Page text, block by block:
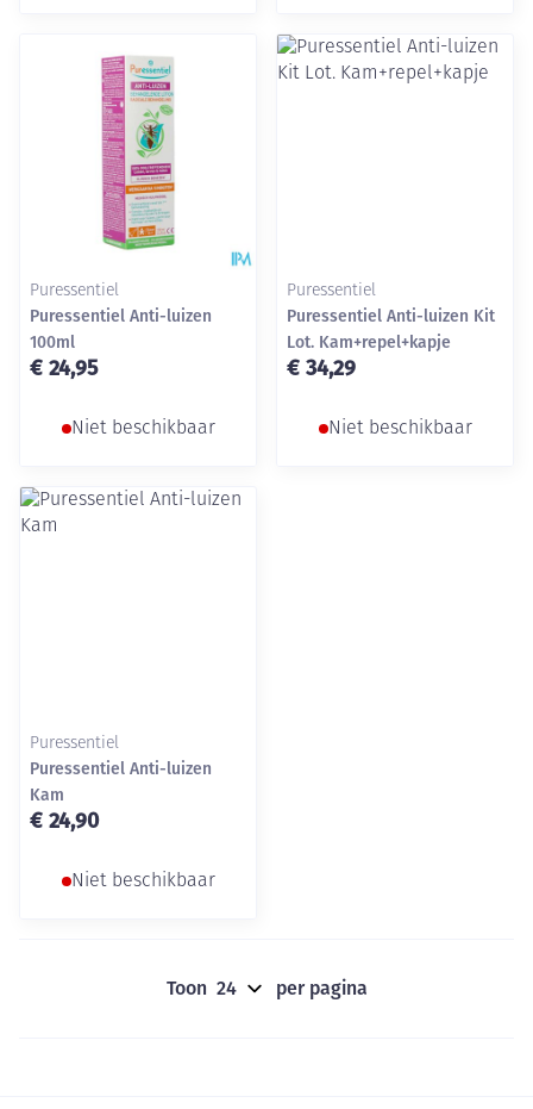
Puressentiel
Puressentiel Anti-luizen
100ml
€ 24,95
Niet beschikbaar
Puressentiel
Puressentiel Anti-luizen Kit
Lot. Kam+repel+kapje
€ 34,29
Niet beschikbaar
Puressentiel
Puressentiel Anti-luizen
Kam
€ 24,90
Niet beschikbaar
Toon per pagina